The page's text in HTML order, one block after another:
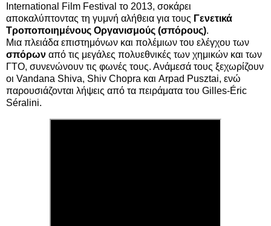
International Film Festival το 2013, σοκάρει
αποκαλύπτοντας τη γυμνή αλήθεια για τους Γενετικά
Τροποποιημένους Οργανισμούς (σπόρους).
Μια πλειάδα επιστημόνων και πολέμιων του ελέγχου των
σπόρων από τις μεγάλες πολυεθνικές των χημικών και των
ΓΤΟ, συνενώνουν τις φωνές τους. Ανάμεσά τους ξεχωρίζουν
οι Vandana Shiva, Shiv Chopra και Arpad Pusztai, ενώ
παρουσιάζονται λήψεις από τα πειράματα του Gilles-Éric
Séralini.